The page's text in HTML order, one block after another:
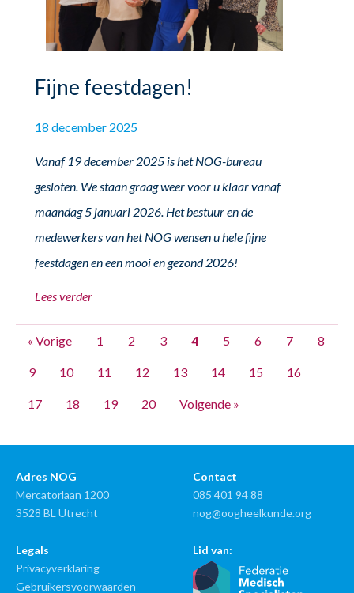
Fijne feestdagen!
18 december 2025
Vanaf 19 december 2025 is het NOG-bureau
gesloten. We staan graag weer voor u klaar vanaf
maandag 5 januari 2026. Het bestuur en de
medewerkers van het NOG wensen u hele fijne
feestdagen en een mooi en gezond 2026!
Lees verder
« Vorige 1 2 3 4 5 6 7 8
9 10 11 12 13 14 15 16
17 18 19 20 Volgende »
Adres NOG
Mercatorlaan 1200
3528 BL Utrecht
Contact
085 401 94 88
nog@oogheelkunde.org
Legals
Privacyverklaring
Gebruikersvoorwaarden
Lid van: